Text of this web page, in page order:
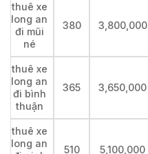
thuê xe
long an
đi mũi
né
380 3,800,000
thuê xe
long an
đi bình
thuận
365 3,650,000
thuê xe
long an
510 5,100,000